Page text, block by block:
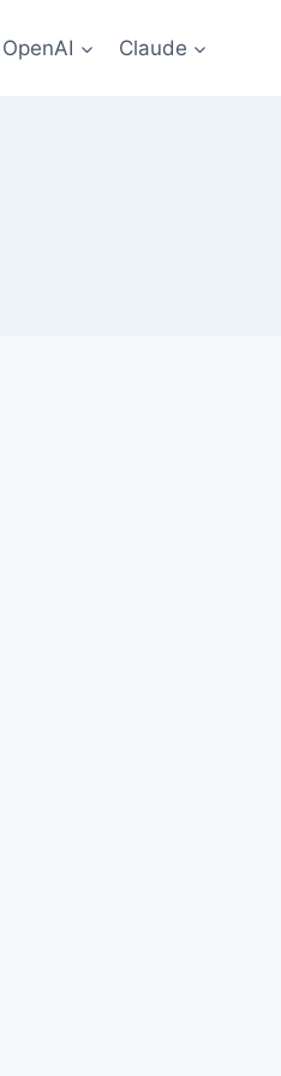
OpenAI Claude